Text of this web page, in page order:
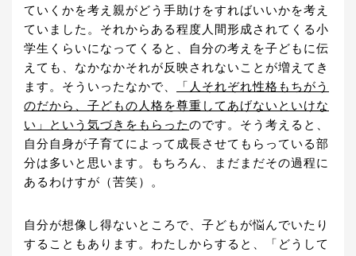
ていくかを考え親がどう手助けをすればいいかを考え
ていました。それからある程度人間形成されてくる小
学生くらいになってくると、自分の考えを子どもに伝
えても、なかなかそれが反映されないことが増えてき
ます。そういったなかで、
「人それぞれ性格もちがう
のだから、子どもの人格を尊重してあげないといけな
い」という気づきをもらったのです。そう考えると、
自分自身が子育てによって成長させてもらっている部
分は多いと思います。もちろん、まだまだその過程に
あるわけすが（苦笑）。
自分が想像し得ないところで、子どもが悩んでいたり
することもあります。わたしからすると、「どうして